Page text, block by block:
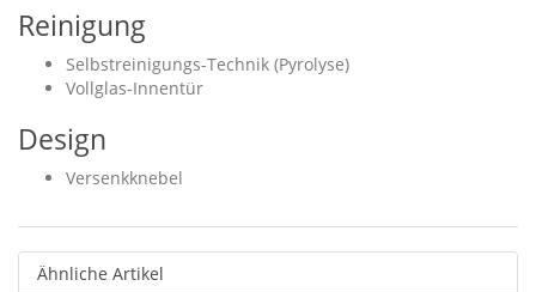
Reinigung
Selbstreinigungs-Technik (Pyrolyse)
Vollglas-Innentür
Design
Versenkknebel
Ähnliche Artikel